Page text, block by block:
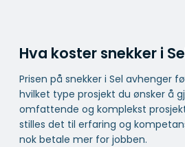
Hva koster snekker i
Prisen på snekker i Sel avhenger
hvilket type prosjekt du ønsker å
omfattende og komplekst
stilles det til erfaring og
nok betale mer for jobben.